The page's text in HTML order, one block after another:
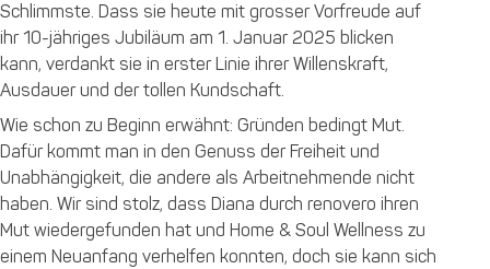
Schlimmste. Dass sie heute mit grosser Vorfreude auf
ihr 10-jähriges Jubiläum am 1. Januar 2025 blicken
kann, verdankt sie in erster Linie ihrer Willenskraft,
Ausdauer und der tollen Kundschaft.
Wie schon zu Beginn erwähnt: Gründen bedingt Mut.
Dafür kommt man in den Genuss der Freiheit und
Unabhängigkeit, die andere als Arbeitnehmende nicht
haben. Wir sind stolz, dass Diana durch renovero ihren
Mut wiedergefunden hat und Home & Soul Wellness zu
einem Neuanfang verhelfen konnten, doch sie kann sich